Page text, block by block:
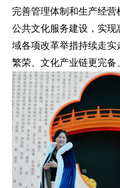
完善管理体制和生产经
公共文化服务建设，实
域各项改革举措持续走
繁荣、文化产业链更完备